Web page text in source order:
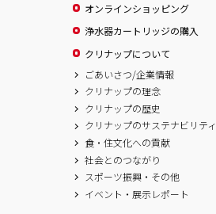
オンラインショッピング
浄水器カートリッジの購入
クリナップについて
ごあいさつ/企業情報
クリナップの理念
クリナップの歴史
クリナップのサステナビリティ
食・住文化への貢献
社会とのつながり
スポーツ振興・その他
イベント・展示レポート